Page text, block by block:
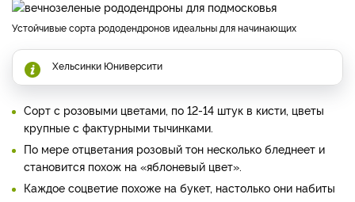
Устойчивые сорта рододендронов идеальны для начинающих
Хельсинки Юниверсити
Сорт с розовыми цветами, по 12-14 штук в кисти, цветы
крупные с фактурными тычинками.
По мере отцветания розовый тон несколько бледнеет и
становится похож на «яблоневый цвет».
Каждое соцветие похоже на букет, настолько они набиты